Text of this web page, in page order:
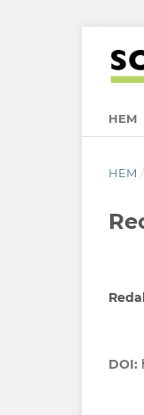
HEM
HEM /
DOI: